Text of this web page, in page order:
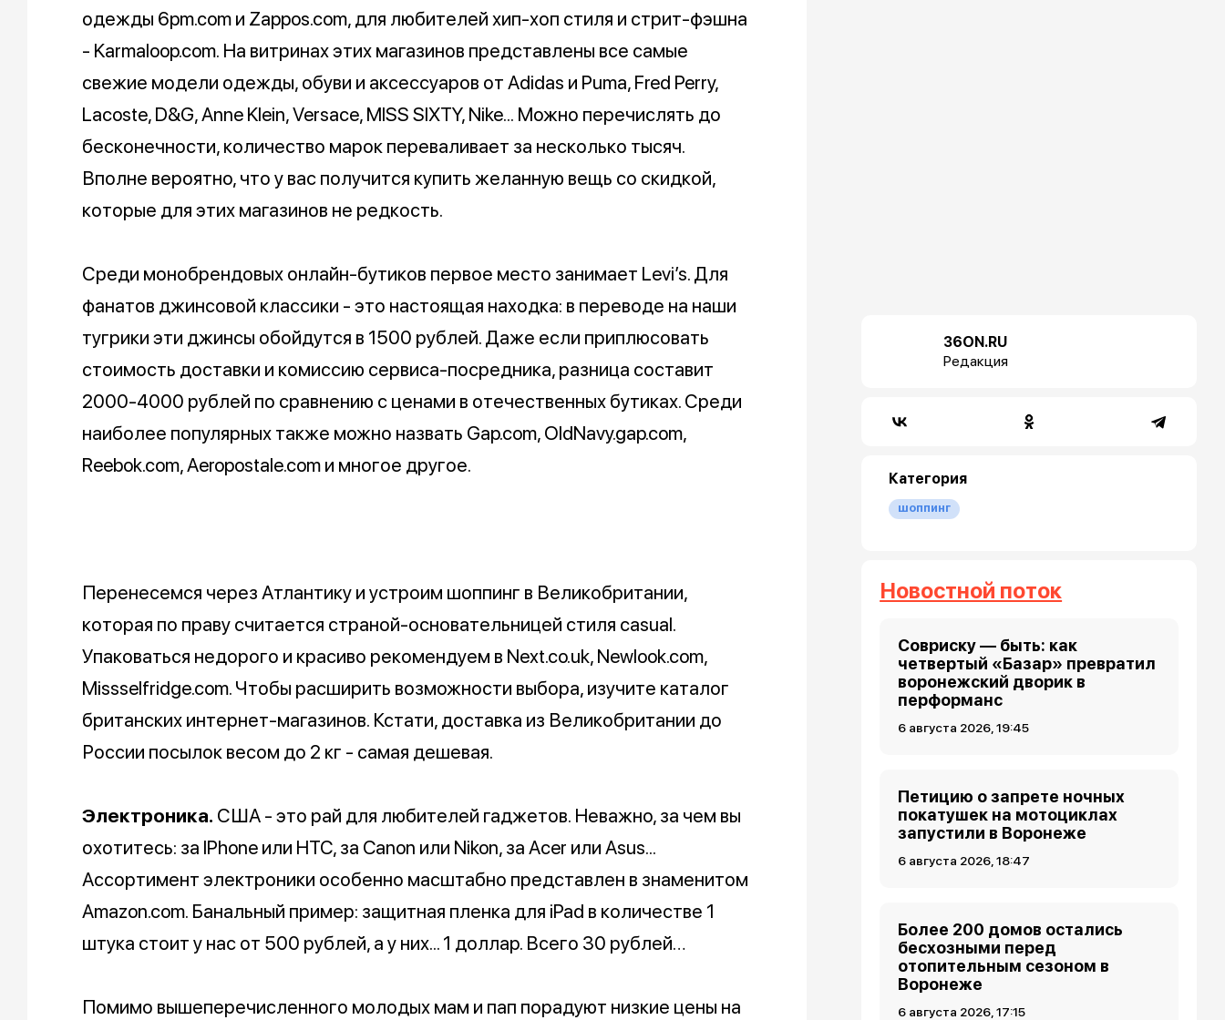
одежды 6pm.com и Zappos.com, для любителей хип-хоп стиля и стрит-фэшна
- Karmaloop.com. На витринах этих магазинов представлены все самые
свежие модели одежды, обуви и аксессуаров от Adidas и Puma, Fred Perry,
Lacoste, D&G, Anne Klein, Versace, MISS SIXTY, Nike... Можно перечислять до
бесконечности, количество марок переваливает за несколько тысяч.
Вполне вероятно, что у вас получится купить желанную вещь со скидкой,
которые для этих магазинов не редкость.
Среди монобрендовых онлайн-бутиков первое место занимает Levi’s. Для
фанатов джинсовой классики - это настоящая находка: в переводе на наши
тугрики эти джинсы обойдутся в 1500 рублей. Даже если приплюсовать
стоимость доставки и комиссию сервиса-посредника, разница составит
2000-4000 рублей по сравнению с ценами в отечественных бутиках. Среди
наиболее популярных также можно назвать Gap.com, OldNavy.gap.com,
Reebok.com, Aeropostale.com и многое другое.
Перенесемся через Атлантику и устроим шоппинг в Великобритании,
которая по праву считается страной-основательницей стиля casual.
Упаковаться недорого и красиво рекомендуем в Next.co.uk, Newlook.com,
Missselfridge.com. Чтобы расширить возможности выбора, изучите каталог
британских интернет-магазинов. Кстати, доставка из Великобритании до
России посылок весом до 2 кг - самая дешевая.
Электроника. США - это рай для любителей гаджетов. Неважно, за чем вы
охотитесь: за IPhone или HTC, за Canon или Nikon, за Acer или Asus...
Ассортимент электроники особенно масштабно представлен в знаменитом
Amazon.com. Банальный пример: защитная пленка для iPad в количестве 1
штука стоит у нас от 500 рублей, а у них... 1 доллар. Всего 30 рублей…
Помимо вышеперечисленного молодых мам и пап порадуют низкие цены на
36ON.RU
Редакция
Категория
шоппинг
Новостной поток
Совриску — быть: как
четвертый «Базар» превратил
воронежский дворик в
перформанс
6 августа 2026, 19:45
Петицию о запрете ночных
покатушек на мотоциклах
запустили в Воронеже
6 августа 2026, 18:47
Более 200 домов остались
бесхозными перед
отопительным сезоном в
Воронеже
6 августа 2026, 17:15